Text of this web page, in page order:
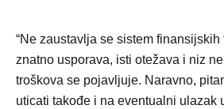
“Ne zaustavlja se sistem
znatno usporava, isti otežava i niz
troškova se pojavljuje. Naravno,
uticati takođe i na eventualni ulazak